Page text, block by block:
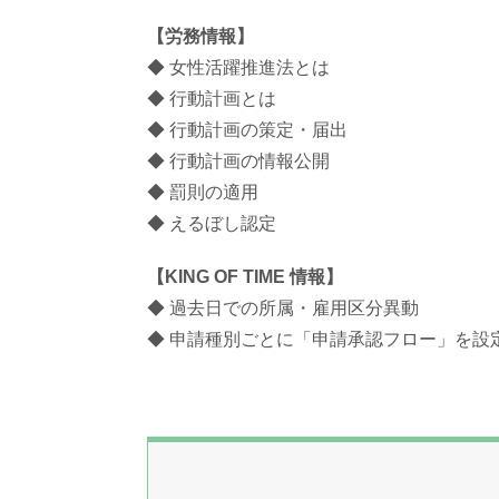
【労務情報】
◆ 女性活躍推進法とは
◆ 行動計画とは
◆ 行動計画の策定・届出
◆ 行動計画の情報公開
◆ 罰則の適用
◆ えるぼし認定
【KING OF TIME 情報】
◆ 過去日での所属・雇用区分異動
◆ 申請種別ごとに「申請承認フロー」を設